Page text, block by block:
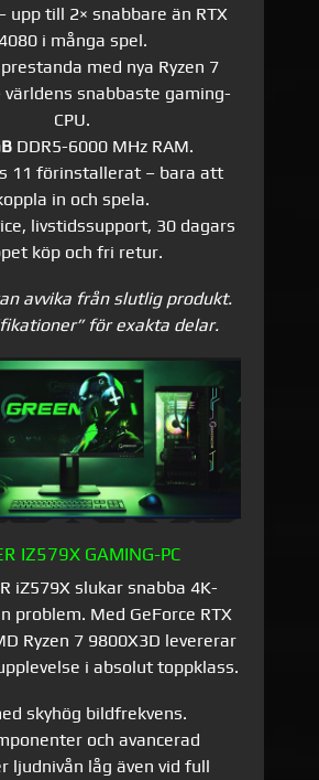
upp till 2× snabbare än RTX
i många spel.
med nya Ryzen 7
världens snabbaste gaming-
CPU.
DDR5-6000 MHz RAM.
11 förinstallerat – bara att
in och spela.
livstidssupport, 30 dagars
köp och fri retur.
avvika från slutlig produkt.
för exakta delar.
IZ579X GAMING-PC
iZ579X slukar snabba 4K-
problem. Med GeForce RTX
Ryzen 7 9800X3D levererar
i absolut toppklass.
skyhög bildfrekvens.
och avancerad
ljudnivån låg även vid full